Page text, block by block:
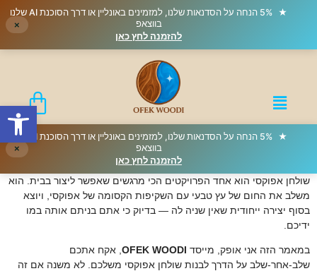
★
5% הנחה על הסדנאות שלנו, למזמינים באונליין או דרך הסוכנת AI שלנו
בווצאפ
להזמנה לחץ כאן
×
★
5% הנחה על הסדנאות שלנו, למזמינים באונליין או דרך הסוכנת AI שלנו
בווצאפ
להזמנה לחץ כאן
×
שולחן אפוקסי הוא אחד הפרויקטים הכי מרגשים שאפשר ליצור בבית. הוא
משלב את החום של עץ טבעי עם השקיפות הקסומה של אפוקסי, ויוצא
בסוף יצירה ייחודית שאין שניה לה — בדיוק כי אתם בניתם אותה במו
ידיכם.
במאמר הזה אני אופק, מייסד OFEK WOODI , אקח אתכם
שלב-אחר-שלב על הדרך לבנות שולחן אפוקסי משלכם. לא משנה אם זה
פתח